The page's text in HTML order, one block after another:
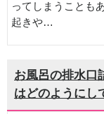
ってしまうことも
起きや…
お風呂の排水口
はどのようにし